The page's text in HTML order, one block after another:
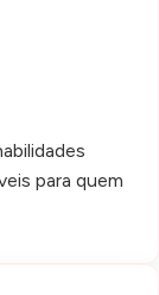
para quem